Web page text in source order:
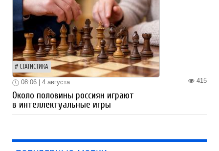
СТАТИСТИКА
415
08:06 | 4 августа
Около половины россиян играют
в интеллектуальные игры